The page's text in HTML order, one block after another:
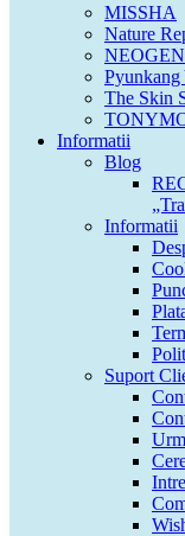
MISSHA
Nature
NEOGEN
Pyunkang
The Skin
Informatii
Blog
Informatii
Suport